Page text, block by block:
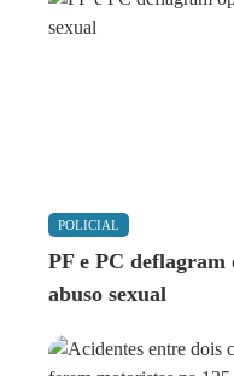
POLICIAL
PF e PC deflagram
abuso sexual